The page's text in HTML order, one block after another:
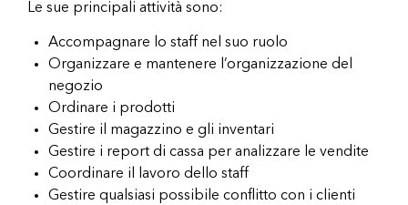
Le sue principali attività sono:
Accompagnare lo staff nel suo ruolo
Organizzare e mantenere l’organizzazione del
negozio
Ordinare i prodotti
Gestire il magazzino e gli inventari
Gestire i report di cassa per analizzare le vendite
Coordinare il lavoro dello staff
Gestire qualsiasi possibile conflitto con i clienti